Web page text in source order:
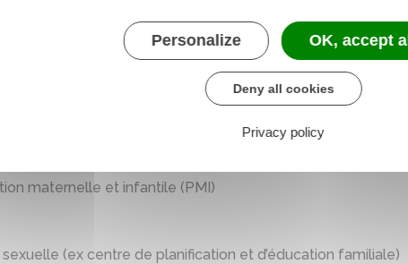
maternelle et infantile (PMI)
(ex centre de planification et d’éducation familiale)
Personalize OK, accept all
Deny all cookies
Privacy policy